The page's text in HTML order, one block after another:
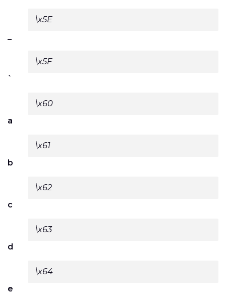
\x5E
_
\x5F
`
\x60
a
\x61
b
\x62
c
\x63
d
\x64
e